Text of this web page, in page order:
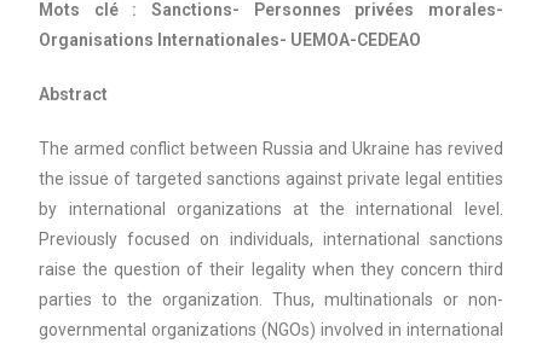
Mots clé : Sanctions- Personnes privées morales-
Organisations Internationales- UEMOA-CEDEAO
Abstract
The armed conflict between Russia and Ukraine has revived
the issue of targeted sanctions against private legal entities
by international organizations at the international level.
Previously focused on individuals, international sanctions
raise the question of their legality when they concern third
parties to the organization. Thus, multinationals or non-
governmental organizations (NGOs) involved in international